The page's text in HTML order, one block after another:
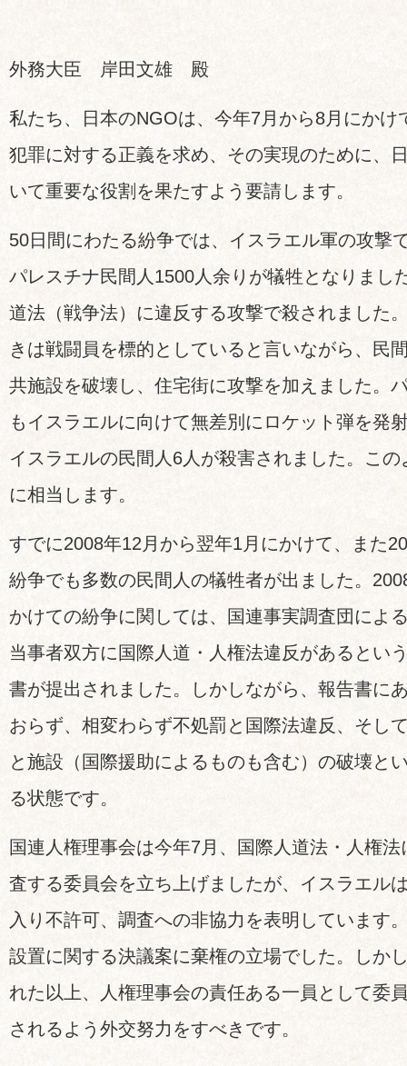
外務大臣 岸田文雄 殿
私たち、日本のNGOは、今年7月から8月にかけ
犯罪に対する正義を求め、その実現のために、
いて重要な役割を果たすよう要請します。
50日間にわたる紛争では、イスラエル軍の攻撃
パレスチナ民間人1500人余りが犠牲となりまし
道法（戦争法）に違反する攻撃で殺されました
きは戦闘員を標的としていると言いながら、民
共施設を破壊し、住宅街に攻撃を加えました。
もイスラエルに向けて無差別にロケット弾を発
イスラエルの民間人6人が殺害されました。こ
に相当します。
すでに2008年12月から翌年1月にかけて、また
紛争でも多数の民間人の犠牲者が出ました。
かけての紛争に関しては、国連事実調査団によ
当事者双方に国際人道・人権法違反があるとい
書が提出されました。しかしながら、報告書に
おらず、相変わらず不処罰と国際法違反、そし
と施設（国際援助によるものも含む）の破壊と
る状態です。
国連人権理事会は今年7月、国際人道法・人権
査する委員会を立ち上げましたが、イスラエル
入り不許可、調査への非協力を表明しています
設置に関する決議案に棄権の立場でした。しか
れた以上、人権理事会の責任ある一員として委
されるよう外交努力をすべきです。